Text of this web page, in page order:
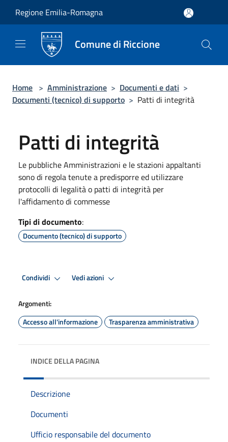
Regione Emilia-Romagna
Comune di Riccione
Home > Amministrazione > Documenti e dati >
Documenti (tecnico) di supporto > Patti di integrità
Patti di integrità
Le pubbliche Amministrazioni e le stazioni appaltanti
sono di regola tenute a predisporre ed utilizzare
protocolli di legalità o patti di integrità per
l'affidamento di commesse
Tipi di documento:
Documento (tecnico) di supporto
Condividi Vedi azioni
Argomenti:
Accesso all'informazione
Trasparenza amministrativa
INDICE DELLA PAGINA
Descrizione
Documenti
Ufficio responsabile del documento